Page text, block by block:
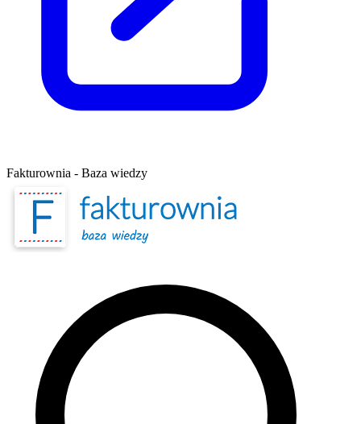
Fakturownia - Baza wiedzy